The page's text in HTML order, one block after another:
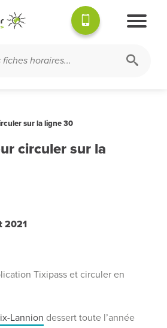
sur la ligne 30
circuler sur la
2021
Tixipass et circuler en
Lannion dessert toute l’année